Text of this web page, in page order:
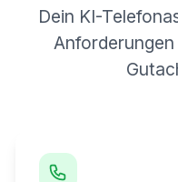
Dein KI-